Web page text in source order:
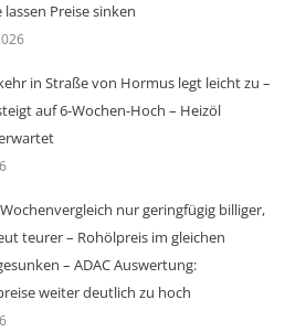
lassen Preise sinken
in Straße von Hormus legt leicht zu –
auf 6-Wochen-Hoch – Heizöl
nur geringfügig billiger,
teurer – Rohölpreis im gleichen
– ADAC Auswertung:
weiter deutlich zu hoch